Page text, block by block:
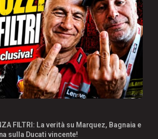
FILTRI: La verità su Marquez, Bagnaia e
sulla Ducati vincente!